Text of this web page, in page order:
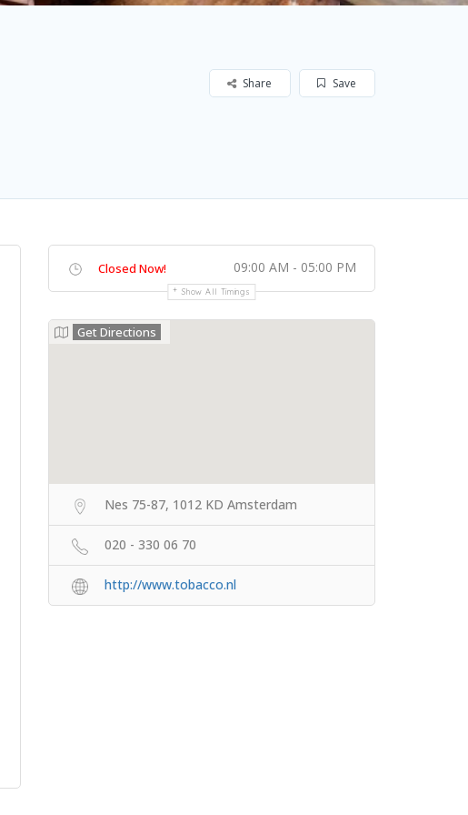
Save
Share
Closed Now! 09:00 AM - 05:00 PM
Show All Timings
Get Directions
Nes 75-87, 1012 KD Amsterdam
020 - 330 06 70
http://www.tobacco.nl